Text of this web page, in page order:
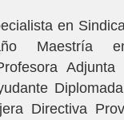
en
Maestría
Directiva